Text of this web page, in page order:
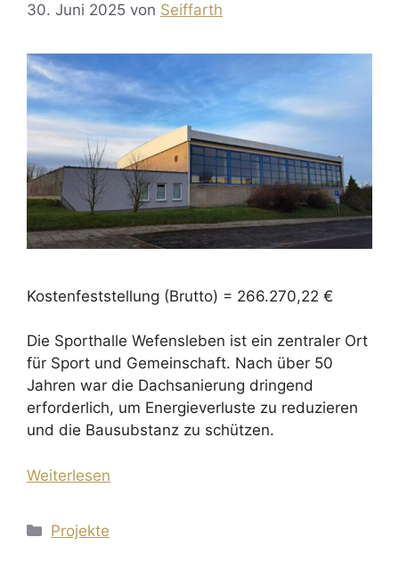
30. Juni 2025 von Seiffarth
Kostenfeststellung (Brutto) = 266.270,22 €
Die Sporthalle Wefensleben ist ein zentraler Ort
für Sport und Gemeinschaft. Nach über 50
Jahren war die Dachsanierung dringend
erforderlich, um Energieverluste zu reduzieren
und die Bausubstanz zu schützen.
Weiterlesen
Kategorien
Projekte